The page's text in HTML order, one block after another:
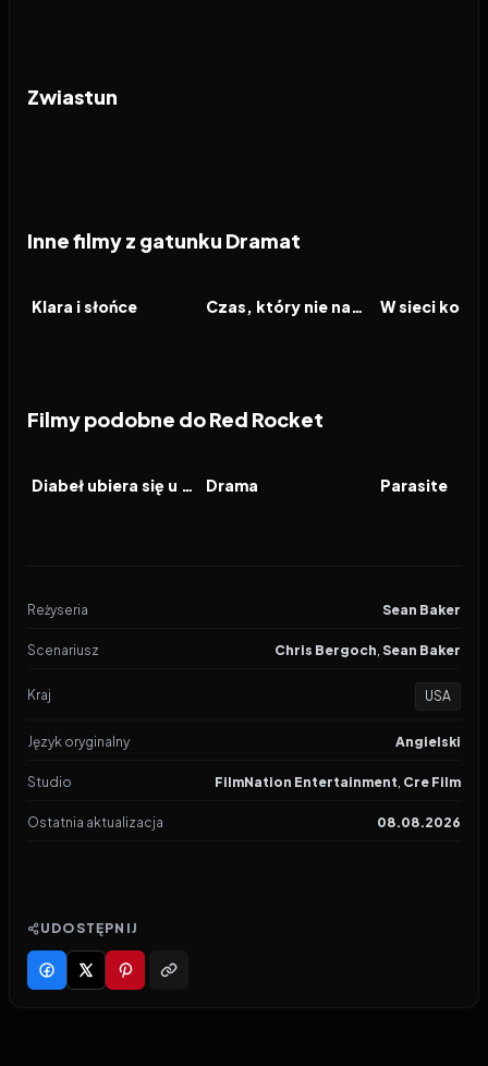
Zwiastun
Inne filmy z gatunku Dramat
FILM
Klara i słońce FILM Czas, który nie nadszedł FILM
Filmy podobne do Red Rocket
FILM Diabeł ubiera się u Prady 2 FILM
Drama FILM
Parasite
Reżyseria Sean Baker
Scenariusz Chris Bergoch, Sean Baker
Kraj USA
Język oryginalny Angielski
Studio FilmNation Entertainment, Cre Film
Ostatnia aktualizacja 08.08.2026
UDOSTĘPNIJ